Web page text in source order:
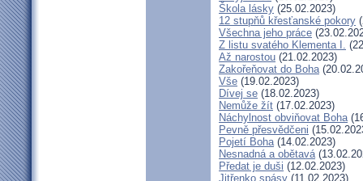
Škola lásky (25.02.2023)
12 stupňů křesťanské pokory
Všechna jeho práce
Z listu svatého Klementa I.
Až narostou (21.02.2023)
Zakořeňovat do Boha
Vše (19.02.2023)
Dívej se (18.02.2023)
Nemůže žít (17.02.2023)
Náchylnost obviňovat Boha
Pevně přesvědčeni
Pojetí Boha(14.02.2023)
Nesnadná a obětavá
Předat je duši (12.02.2023)
Jitřenko spásy (11.02.2023)